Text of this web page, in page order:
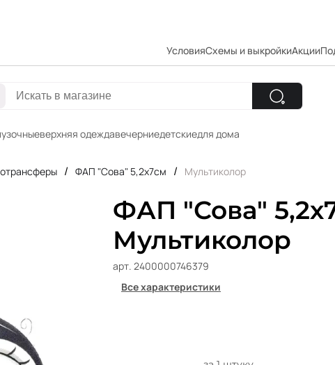
УсловияСхемы и выкройкиАкции
верхняя одеждавечерниедетскиедля дома
/ ФАП "Сова" 5,2х7см / Мультиколор
ФАП "Сова"
Мультиколор
арт. 2400000746379
Все характеристики